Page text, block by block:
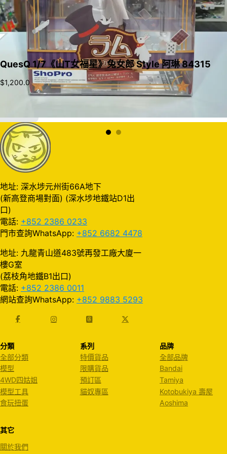
QuesQ 1/7《山T女福星》兔女郎 Style 阿琳 84315
$1,200.0
地址: 深水埗元州街66A地下
(新高登商場對面) (深水埗地鐵站D1出
口)
電話: +852 2386 0233
門市查詢WhatsApp: +852 6682 4478
地址: 九龍青山道483號再發工廠大廈一
樓G室
(荔枝角地鐵B1出口)
電話: +852 2386 0011
網站查詢WhatsApp: +852 9883 5293
分類
全部分類
模型
4WD四姑姐
模型工具
食玩扭蛋
系列
特價貨品
限購貨品
預訂區
貓奴專區
品牌
全部品牌
Bandai
Tamiya
Kotobukiya 壽屋
Aoshima
其它
關於我們